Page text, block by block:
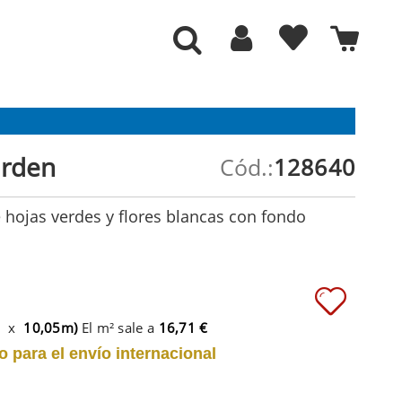
128640
Cód.:
verdes y flores blancas con fondo
x 10,05m) El m² sale a 16,71 €
para el envío internacional